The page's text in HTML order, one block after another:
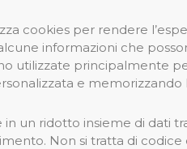
cookies per rendere
informazioni che
utilizzate principalmente
e
in un ridotto insieme di dati
Non si tratta di